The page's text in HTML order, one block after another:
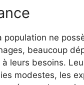
ne
beaucoup
leurs besoins.
modestes, les